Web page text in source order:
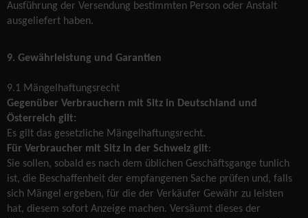
Ausführung der Versendung bestimmten Person oder Anstalt
ausgeliefert haben.
9. Gewährleistung und Garantien
9.1 Mängelhaftungsrecht
Gegenüber Verbrauchern mit Sitz in Deutschland und
Österreich gilt:
Es gilt das gesetzliche Mängelhaftungsrecht.
Für Verbraucher mit Sitz in der Schweiz gilt:
Sie sollen, sobald es nach dem üblichen Geschäftsgange tunlich
ist, die Beschaffenheit der empfangenen Sache prüfen und, falls
sich Mängel ergeben, für die der Verkäufer Gewähr zu leisten
hat, diesem sofort Anzeige machen. Versäumt dieses der